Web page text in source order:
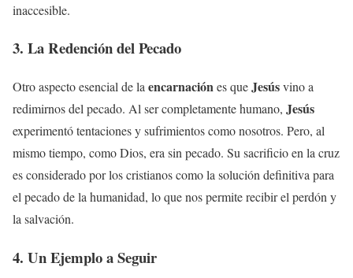
inaccesible.
3. La Redención del Pecado
Otro aspecto esencial de la encarnaciónes queJesúsvino a
redimirnos del pecado. Al ser completamente humano, Jesús
experimentó tentaciones y sufrimientos como nosotros. Pero, al
mismo tiempo, como Dios, era sin pecado. Su sacrificio en la cruz
es considerado por los cristianos como la solución definitiva para
el pecado de la humanidad, lo que nos permite recibir el perdón y
la salvación.
4. Un Ejemplo a Seguir